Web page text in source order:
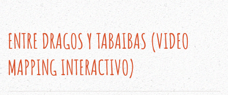
ENTRE DRAGOS Y TABAIBAS (VIDEO
MAPPING INTERACTIVO)